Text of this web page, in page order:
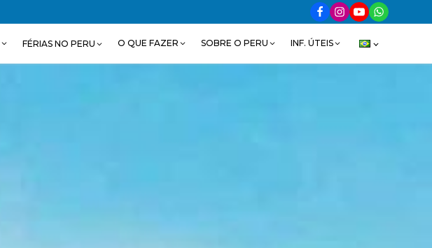
FÉRIAS NO PERU O QUE FAZER SOBRE O PERU INF. ÚTEIS